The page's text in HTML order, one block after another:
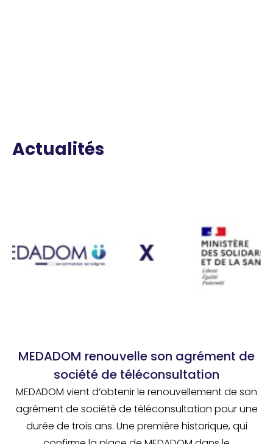
Actualités
MEDADOM renouvelle son agrément de
société de téléconsultation
MEDADOM vient d’obtenir le renouvellement de son
agrément de société de téléconsultation pour une
durée de trois ans. Une première historique, qui